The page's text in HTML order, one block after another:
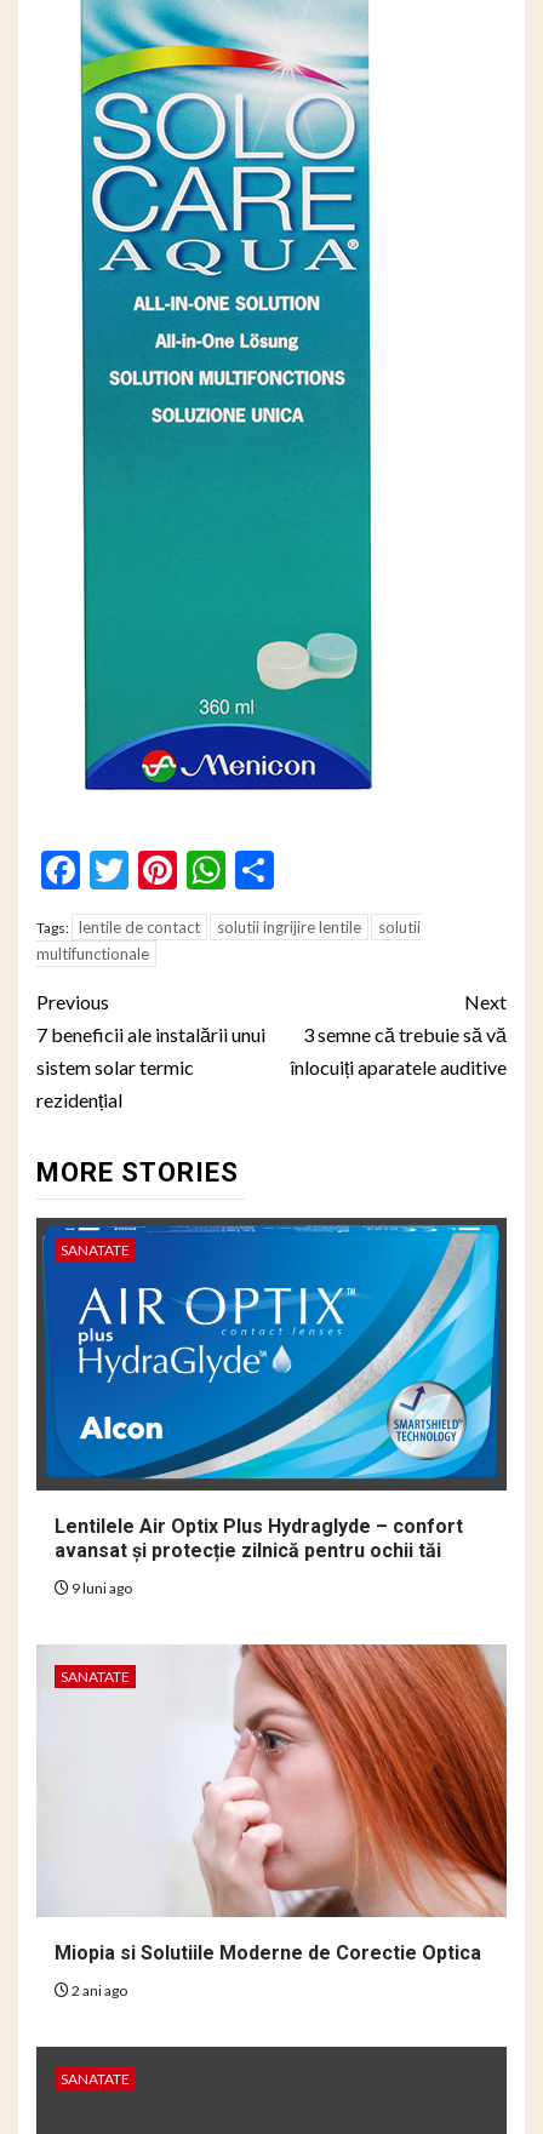
Facebook
Twitter
Pinterest
WhatsApp
Tags: lentile de contact solutii ingrijire lentile
solutii
multifunctionale
Post
navigation
Previous
7 beneficii ale instalării unui
sistem solar termic
rezidențial
Next
3 semne că trebuie să vă
înlocuiți aparatele auditive
MORE STORIES
SANATATE
Lentilele Air Optix Plus Hydraglyde – confort
avansat și protecție zilnică pentru ochii tăi
9 luni ago
SANATATE
Miopia si Solutiile Moderne de Corectie Optica
2 ani ago
SANATATE